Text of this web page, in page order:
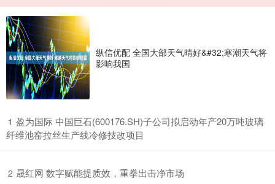
纵信优配 全国大部天气晴好&#32;寒潮天气将
影响我国
1 ​盈为国际 中国巨石(600176.SH)子公司拟启动年产20万吨玻璃
纤维池窑拉丝生产线冷修技改项目
2 ​晟红网 数字赋能提质效，重拳出击净市场